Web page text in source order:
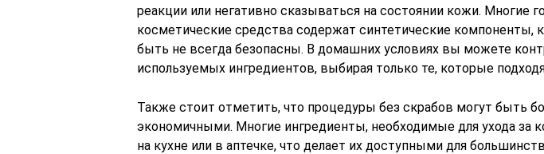
реакции или негативно сказываться на состоянии кожи. Многие
косметические средства содержат синтетические компоненты,
быть не всегда безопасны. В домашних условиях вы можете
используемых ингредиентов, выбирая только те, которые
Также стоит отметить, что процедуры без скрабов могут быть
экономичными. Многие ингредиенты, необходимые для ухода за
на кухне или в аптечке, что делает их доступными для